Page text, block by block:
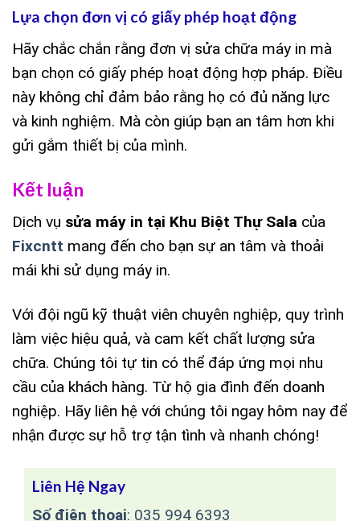
Lựa chọn đơn vị có giấy phép hoạt động
Hãy chắc chắn rằng đơn vị sửa chữa máy in mà
bạn chọn có giấy phép hoạt động hợp pháp. Điều
này không chỉ đảm bảo rằng họ có đủ năng lực
và kinh nghiệm. Mà còn giúp bạn an tâm hơn khi
gửi gắm thiết bị của mình.
Kết luận
Dịch vụ sửa máy in tại Khu Biệt Thự Sala của
Fixcntt mang đến cho bạn sự an tâm và thoải
mái khi sử dụng máy in.
Với đội ngũ kỹ thuật viên chuyên nghiệp, quy trình
làm việc hiệu quả, và cam kết chất lượng sửa
chữa. Chúng tôi tự tin có thể đáp ứng mọi nhu
cầu của khách hàng. Từ hộ gia đình đến doanh
nghiệp. Hãy liên hệ với chúng tôi ngay hôm nay để
nhận được sự hỗ trợ tận tình và nhanh chóng!
Liên Hệ Ngay
Số điện thoại: 035 994 6393